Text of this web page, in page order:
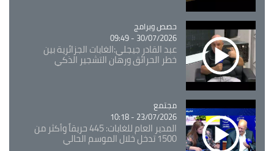
Catégorie
حصص وبرامج
30/07/2026 - 09:49
عبد القادر جيجلي:الغابات الجزائرية بين
خطر الحرائق ورهان التشجير الذكي
Catégorie
مجتمع
23/07/2026 - 10:18
المدير العام للغابات: 445 حريقاً وأكثر من
1500 تدخل خلال الموسم الحالي